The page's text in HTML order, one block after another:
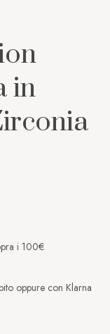
in
i 100€
oppure con Klarna